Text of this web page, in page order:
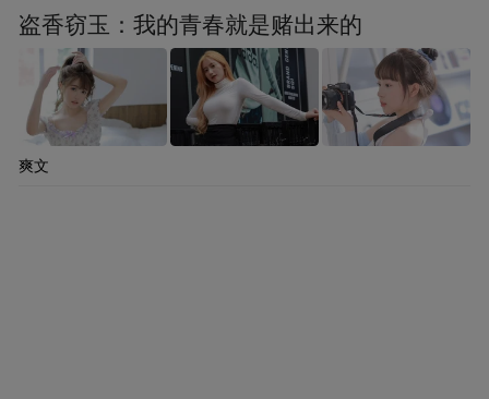
盗香窃玉：我的青春就是赌出来的
爽文